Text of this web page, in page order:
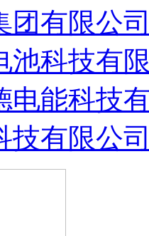
团有限公
池科技有
电能科技
技有限公